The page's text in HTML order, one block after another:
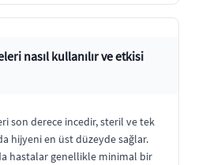
nasıl kullanılır ve etkisi
son derece incedir, steril ve tek
hijyeni en üst düzeyde sağlar.
hastalar genellikle minimal bir